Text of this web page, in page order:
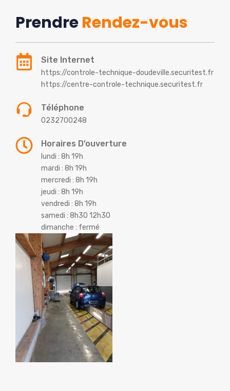
PrendreRendez-vous
Site Internet
https://controle-technique-doudeville.securitest.fr
https://centre-controle-technique.securitest.fr
Téléphone
0232700248
Horaires D’ouverture
lundi : 8h 19h
mardi : 8h 19h
mercredi : 8h 19h
jeudi : 8h 19h
vendredi : 8h 19h
samedi : 8h30 12h30
dimanche : fermé